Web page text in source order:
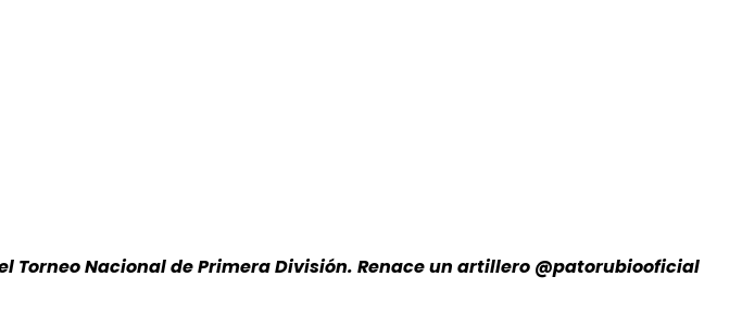
Torneo Nacional de Primera División. Renace un artillero @patorubiooficial